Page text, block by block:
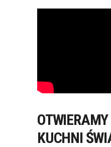
KUCHNI